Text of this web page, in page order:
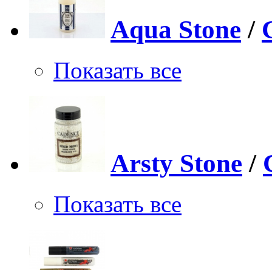
Aqua Stone /
Показать все
Arsty Stone /
Показать все